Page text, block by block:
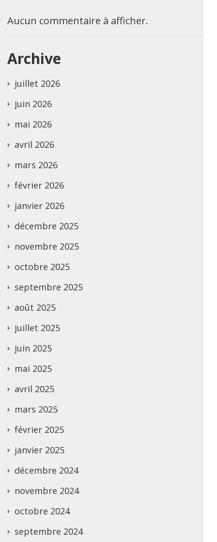
Aucun commentaire à afficher.
Archive
juillet 2026
juin 2026
mai 2026
avril 2026
mars 2026
février 2026
janvier 2026
décembre 2025
novembre 2025
octobre 2025
septembre 2025
août 2025
juillet 2025
juin 2025
mai 2025
avril 2025
mars 2025
février 2025
janvier 2025
décembre 2024
novembre 2024
octobre 2024
septembre 2024